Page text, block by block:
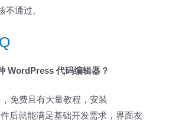
不通过。
WordPress 代码编辑器？
免费且有大量教程，安装
后就能满足基础开发需求，界面友